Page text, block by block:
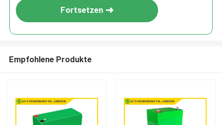
Fortsetzen
Empfohlene Produkte